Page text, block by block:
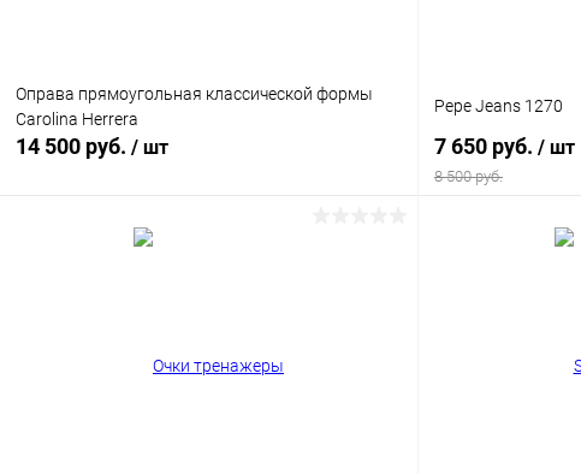
Оправа прямоугольная классической формы
Carolina Herrera
14 500 руб. / шт
Pepe Jeans 1270
7 650 руб. / шт
8 500 руб.